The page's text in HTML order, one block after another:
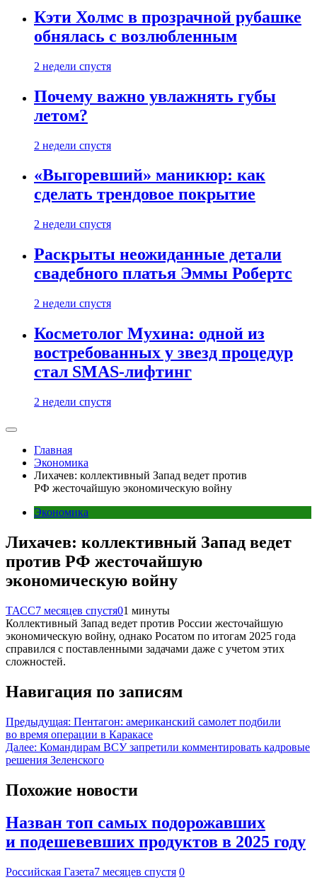
Кэти Холмс в прозрачной рубашке
обнялась с возлюбленным
2 недели спустя
Почему важно увлажнять губы
летом?
2 недели спустя
«Выгоревший» маникюр: как
сделать трендовое покрытие
2 недели спустя
Раскрыты неожиданные детали
свадебного платья Эммы Робертс
2 недели спустя
Косметолог Мухина: одной из
востребованных у звезд процедур
стал SMAS-лифтинг
2 недели спустя
Главная
Экономика
Лихачев: коллективный Запад ведет против
РФ жесточайшую экономическую войну
Экономика
Лихачев: коллективный Запад ведет
против РФ жесточайшую
экономическую войну
ТАСС7 месяцев спустя01 минуты
Коллективный Запад ведет против России жесточайшую
экономическую войну, однако Росатом по итогам 2025 года
справился с поставленными задачами даже с учетом этих
сложностей.
Навигация по записям
Предыдущая: Пентагон: американский самолет подбили
во время операции в Каракасе
Далее: Командирам ВСУ запретили комментировать кадровые
решения Зеленского
Похожие новости
Назван топ самых подорожавших
и подешевевших продуктов в 2025 году
Российская Газета7 месяцев спустя 0